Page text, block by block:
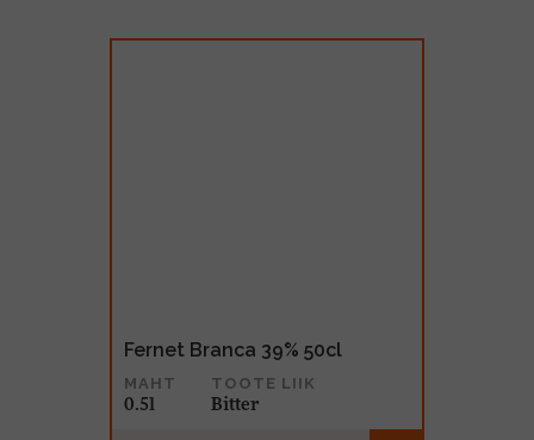
Fernet Branca 39% 50cl
MAHT
0.5l
TOOTE LIIK
Bitter